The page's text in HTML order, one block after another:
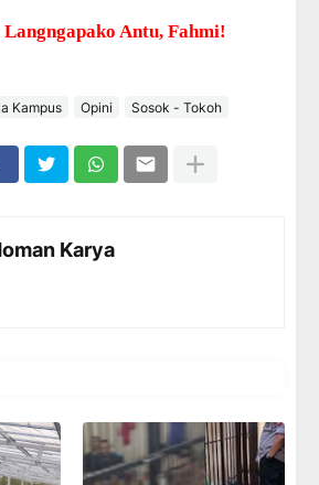
Langngapako Antu, Fahmi!
Kampus Opini Sosok - Tokoh
Karya